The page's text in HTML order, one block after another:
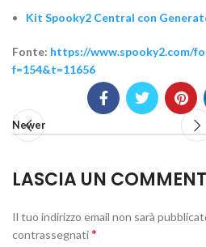
Kit Spooky2 Central con
Fonte: https://www.spooky2.com/
f=154&t=11656
Newer
LASCIA UN
Il tuo indirizzo email non sarà
contrassegnati*